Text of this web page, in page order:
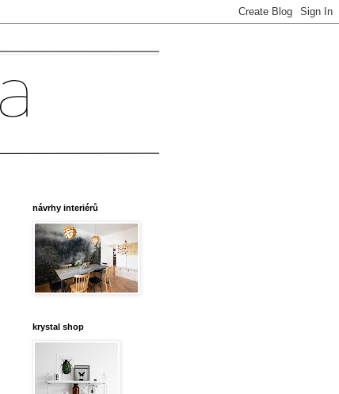
návrhy interiérů
krystal shop